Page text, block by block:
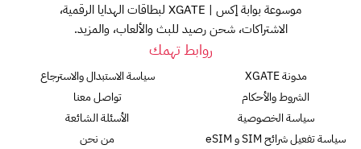
موسوعة بوابة إكس | XGATE لبطاقات الهدايا الرقمية،
الاشتراكات، شحن رصيد للبث والألعاب، والمزيد.
روابط تهمك
مدونة XGATE
الشروط والأحكام
سياسة الخصوصية
سياسة تفعيل شرائح SIM و eSIM
سياسة الاستبدال والاسترجاع
تواصل معنا
الأسئلة الشائعة
من نحن